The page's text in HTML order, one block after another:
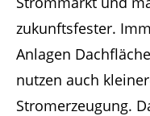
zukunftsfester.
Anlagen
nutzen auch
Stromerzeugung.